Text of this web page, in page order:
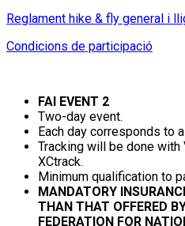
Reglament hike & fly general i
Condicions de participació
FAI EVENT 2
Two-day event.
Each day corresponds to
Tracking will be done
XCtrack.
Minimum qualification to
MANDATORY
THAN THAT OFFERED
FEDERATION FOR